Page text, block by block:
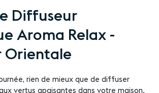
Diffuseur
Aroma Relax -
Orientale
rien de mieux que de diffuser
vertus apaisantes dans votre maison.